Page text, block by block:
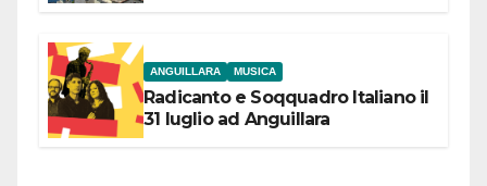
ANGUILLARA MUSICA
Radicanto e Soqquadro Italiano il
31 luglio ad Anguillara